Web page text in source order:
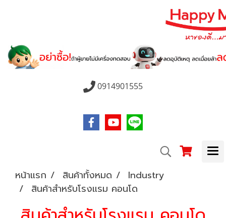
0914901555
หน้าแรก สินค้าทั้งหมด
Industry
สินค้าสำหรับโรงแรม คอนโด